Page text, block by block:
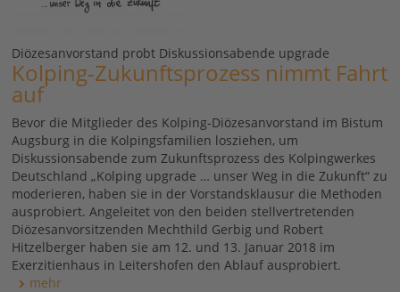
Diözesanvorstand probt Diskussionsabende upgrade
Kolping-Zukunftsprozess nimmt Fahrt
auf
Bevor die Mitglieder des Kolping-Diözesanvorstand im Bistum
Augsburg in die Kolpingsfamilien losziehen, um
Diskussionsabende zum Zukunftsprozess des Kolpingwerkes
Deutschland „Kolping upgrade … unser Weg in die Zukunft“ zu
moderieren, haben sie in der Vorstandsklausur die Methoden
ausprobiert. Angeleitet von den beiden stellvertretenden
Diözesanvorsitzenden Mechthild Gerbig und Robert
Hitzelberger haben sie am 12. und 13. Januar 2018 im
Exerzitienhaus in Leitershofen den Ablauf ausprobiert.
mehr